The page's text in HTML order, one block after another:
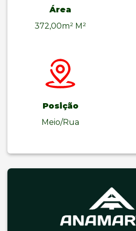
Área
372,00m² M²
Posição
Meio/Rua